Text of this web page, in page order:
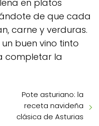
en platos
de que cada
carne y verduras.
buen vino tinto
completar la
Pote asturiano: la
receta navideña
clásica de Asturias